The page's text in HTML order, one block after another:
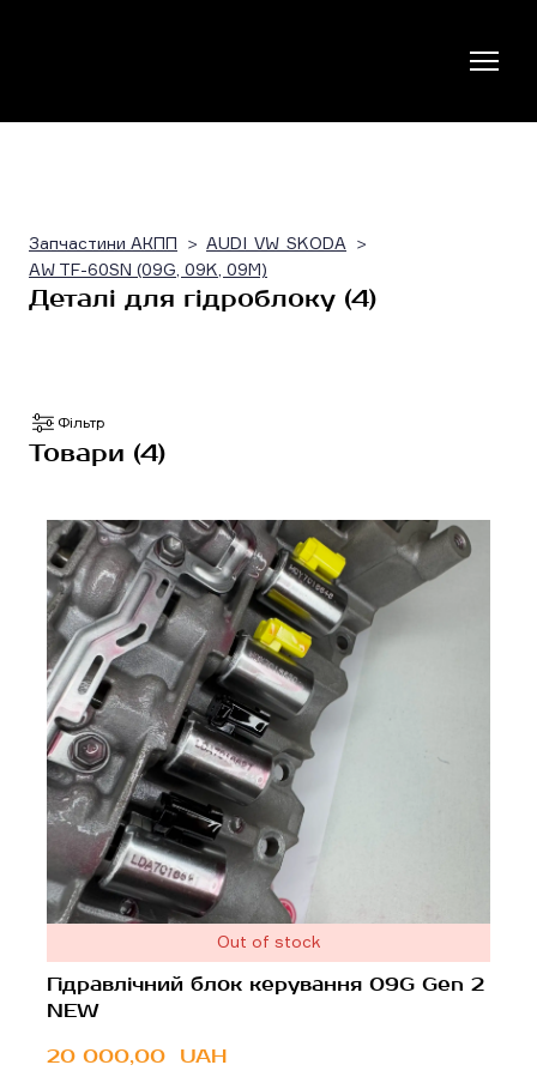
Запчастини АКПП
AUDI_VW_SKODA
AW TF-60SN (09G, 09K, 09M)
Деталі для гідроблоку (4)
Фільтр
Товари (4)
Out of stock
Гідравлічний блок керування 09G Gen 2
NEW
20 000,00  UAH